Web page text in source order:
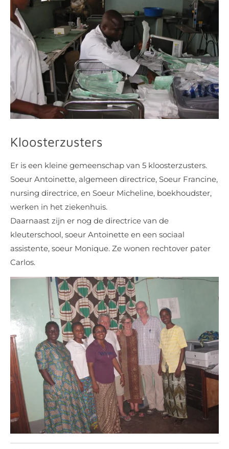
Kloosterzusters
Er is een kleine gemeenschap van 5 kloosterzusters.
Soeur Antoinette, algemeen directrice, Soeur Francine,
nursing directrice, en Soeur Micheline, boekhoudster,
werken in het ziekenhuis.
Daarnaast zijn er nog de directrice van de
kleuterschool, soeur Antoinette en een sociaal
assistente, soeur Monique. Ze wonen rechtover pater
Carlos.